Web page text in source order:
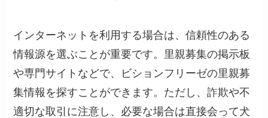
インターネットを利用する場合は、信頼性のある
情報源を選ぶことが重要です。里親募集の掲示板
や専門サイトなどで、ビションフリーゼの里親募
集情報を探すことができます。ただし、詐欺や不
適切な取引に注意し、必要な場合は直接会って犬